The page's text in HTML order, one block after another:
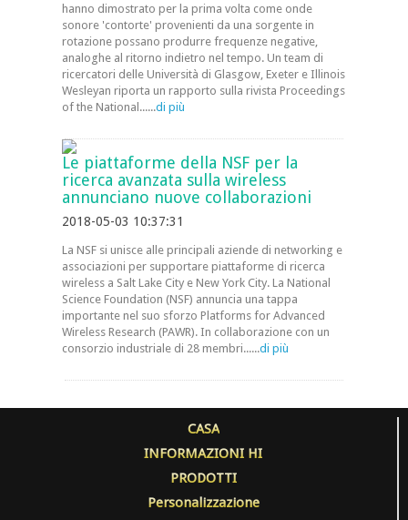
hanno dimostrato per la prima volta come onde
sonore 'contorte' provenienti da una sorgente in
rotazione possano produrre frequenze negative,
analoghe al ritorno indietro nel tempo. Un team di
ricercatori delle Università di Glasgow, Exeter e Illinois
Wesleyan riporta un rapporto sulla rivista Proceedings
of the National......di più
Le piattaforme della NSF per la
ricerca avanzata sulla wireless
annunciano nuove collaborazioni
2018-05-03 10:37:31
La NSF si unisce alle principali aziende di networking e
associazioni per supportare piattaforme di ricerca
wireless a Salt Lake City e New York City. La National
Science Foundation (NSF) annuncia una tappa
importante nel suo sforzo Platforms for Advanced
Wireless Research (PAWR). In collaborazione con un
consorzio industriale di 28 membri......di più
CASA
INFORMAZIONI HI
PRODOTTI
Personalizzazione